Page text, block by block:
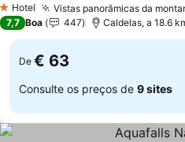
1 Estrelas
Hotel Vistas panorâmicas da
7,7 Boa 447 Caldelas, a 18.6
De € 63
Consulte os preços de 9 sites